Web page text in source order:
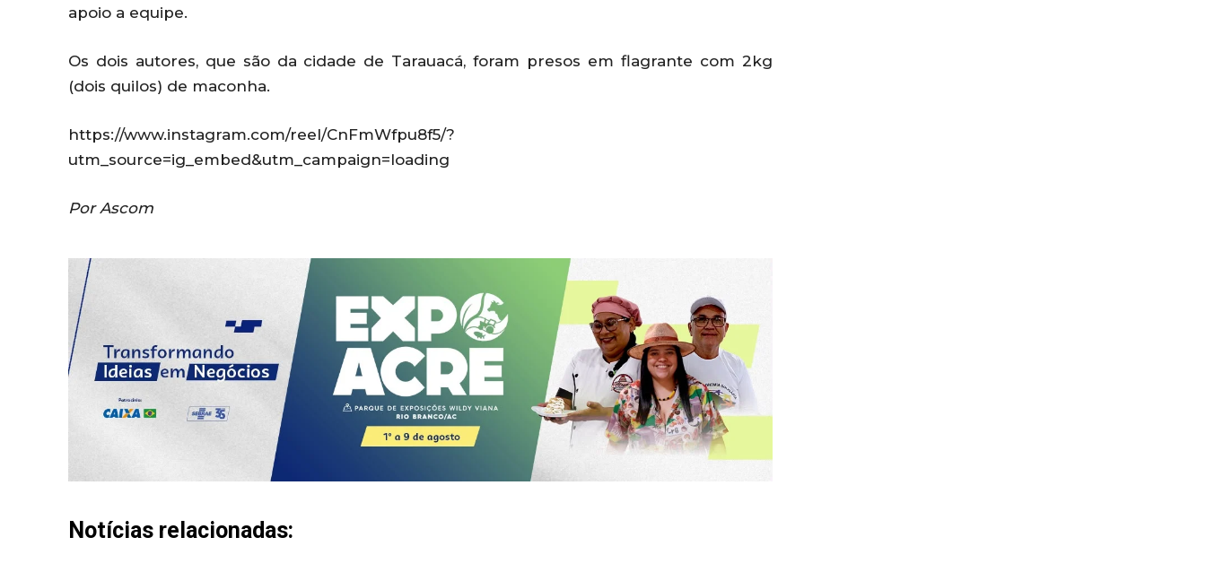
apoio a equipe.
Os dois autores, que são da cidade de Tarauacá, foram presos em flagrante com 2kg
(dois quilos) de maconha.
https://www.instagram.com/reel/CnFmWfpu8f5/?
utm_source=ig_embed&utm_campaign=loading
Por Ascom
Notícias relacionadas: